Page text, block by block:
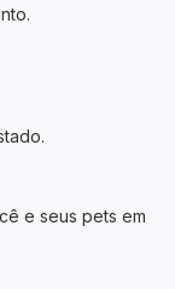
e seus pets em